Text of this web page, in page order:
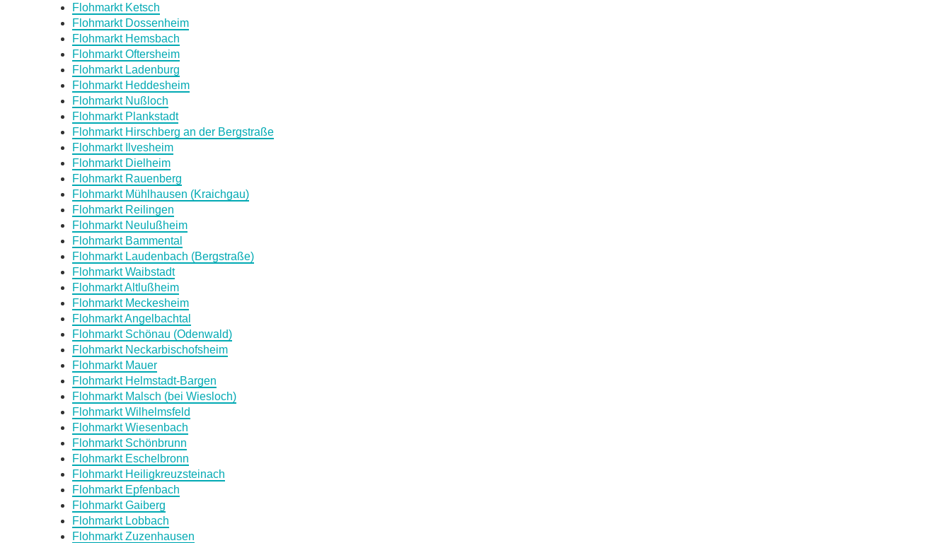
Flohmarkt Ketsch
Flohmarkt Dossenheim
Flohmarkt Hemsbach
Flohmarkt Oftersheim
Flohmarkt Ladenburg
Flohmarkt Heddesheim
Flohmarkt Nußloch
Flohmarkt Plankstadt
Flohmarkt Hirschberg an der Bergstraße
Flohmarkt Ilvesheim
Flohmarkt Dielheim
Flohmarkt Rauenberg
Flohmarkt Mühlhausen (Kraichgau)
Flohmarkt Reilingen
Flohmarkt Neulußheim
Flohmarkt Bammental
Flohmarkt Laudenbach (Bergstraße)
Flohmarkt Waibstadt
Flohmarkt Altlußheim
Flohmarkt Meckesheim
Flohmarkt Angelbachtal
Flohmarkt Schönau (Odenwald)
Flohmarkt Neckarbischofsheim
Flohmarkt Mauer
Flohmarkt Helmstadt-Bargen
Flohmarkt Malsch (bei Wiesloch)
Flohmarkt Wilhelmsfeld
Flohmarkt Wiesenbach
Flohmarkt Schönbrunn
Flohmarkt Eschelbronn
Flohmarkt Heiligkreuzsteinach
Flohmarkt Epfenbach
Flohmarkt Gaiberg
Flohmarkt Lobbach
Flohmarkt Zuzenhausen